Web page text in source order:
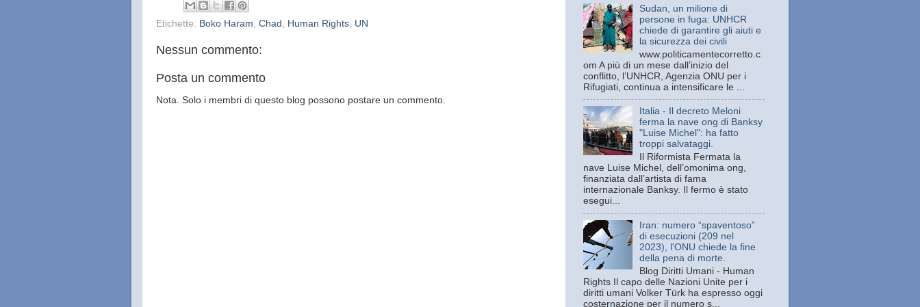
Etichette: Boko Haram Chad Human Rights UN
Nessun commento:
Posta un commento
Nota. Solo i membri di questo blog possono postare un commento.
Sudan, un milione di
persone in fuga: UNHCR
chiede di garantire gli aiuti e
la sicurezza dei civili
www.politicamentecorretto.c
om A più di un mese dall’inizio del
conflitto, l’UNHCR, Agenzia ONU per i
Rifugiati, continua a intensificare le ...
Italia - Il decreto Meloni
ferma la nave ong di Banksy
"Luise Michel": ha fatto
troppi salvataggi.
Il Riformista Fermata la
nave Luise Michel, dell’omonima ong,
finanziata dall’artista di fama
internazionale Banksy. Il fermo è stato
esegui...
Iran: numero “spaventoso”
di esecuzioni (209 nel
2023), l'ONU chiede la fine
della pena di morte.
Blog Diritti Umani - Human
Rights Il capo delle Nazioni Unite per i
diritti umani Volker Türk ha espresso oggi
costernazione per il numero s...